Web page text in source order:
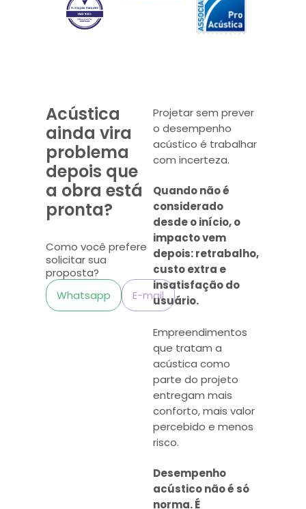
Acústica
ainda vira
problema
depois que
a obra está
pronta?
Como você prefere
solicitar sua
proposta?
Whatsapp
E-mail
Projetar sem prever
o desempenho
acústico é trabalhar
com incerteza.
Quando não é
considerado
desde o início, o
impacto vem
depois: retrabalho,
custo extra e
insatisfação do
usuário.
Empreendimentos
que tratam a
acústica como
parte do projeto
entregam mais
conforto, mais valor
percebido e menos
risco.
Desempenho
acústico não é só
norma. É